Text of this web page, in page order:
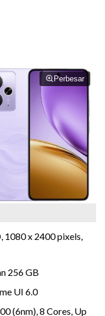
Perbesar
1080 x 2400 pixels,
256 GB
UI 6.0
(6nm), 8 Cores, Up